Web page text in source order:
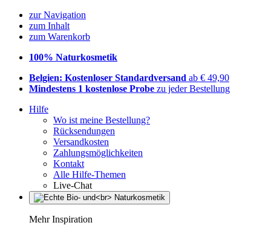
zur Navigation
zum Inhalt
zum Warenkorb
100% Naturkosmetik
Belgien: Kostenloser Standardversand ab € 49,90
Mindestens 1 kostenlose Probe zu jeder Bestellung
Hilfe
Wo ist meine Bestellung?
Rücksendungen
Versandkosten
Zahlungsmöglichkeiten
Kontakt
Alle Hilfe-Themen
Live-Chat
Mehr Inspiration